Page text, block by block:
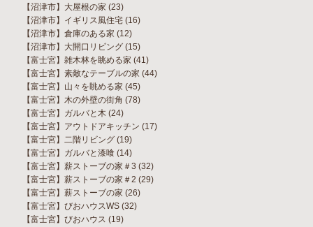
【沼津市】大屋根の家 (23)
【沼津市】イギリス風住宅 (16)
【沼津市】倉庫のある家 (12)
【沼津市】大開口リビング (15)
【富士宮】雑木林を眺める家 (41)
【富士宮】素敵なテーブルの家 (44)
【富士宮】山々を眺める家 (45)
【富士宮】木の外壁の街角 (78)
【富士宮】ガルバと木 (24)
【富士宮】アウトドアキッチン (17)
【富士宮】二階リビング (19)
【富士宮】ガルバと漆喰 (14)
【富士宮】薪ストーブの家＃3 (32)
【富士宮】薪ストーブの家＃2 (29)
【富士宮】薪ストーブの家 (26)
【富士宮】びおハウスWS (32)
【富士宮】びおハウス (19)